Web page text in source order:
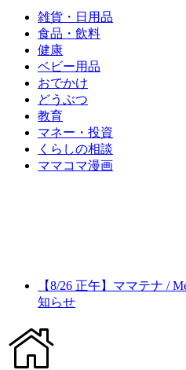
雑貨・日用品
食品・飲料
健康
ベビー用品
おでかけ
どうぶつ
教育
マネー・投資
くらしの相談
ママコマ漫画
【8/26 正午】ママテナ /
知らせ